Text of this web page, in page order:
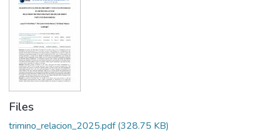
All of DSpace
Statistics
Policies
Files
trimino_relacion_2025.pdf(328.75 KB)